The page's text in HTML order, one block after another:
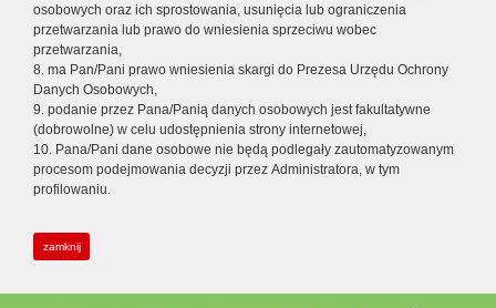
osobowych oraz ich sprostowania, usunięcia lub ograniczenia
przetwarzania lub prawo do wniesienia sprzeciwu wobec
przetwarzania,
8. ma Pan/Pani prawo wniesienia skargi do Prezesa Urzędu Ochrony
Danych Osobowych,
9. podanie przez Pana/Panią danych osobowych jest fakultatywne
(dobrowolne) w celu udostępnienia strony internetowej,
10. Pana/Pani dane osobowe nie będą podlegały zautomatyzowanym
procesom podejmowania decyzji przez Administratora, w tym
profilowaniu.
zamknij